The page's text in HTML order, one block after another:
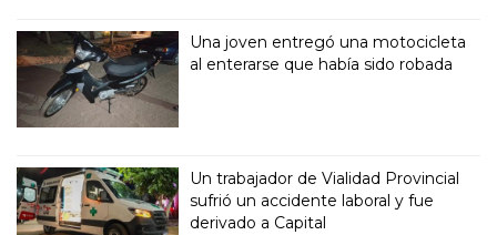
Una joven entregó una motocicleta
al enterarse que había sido robada
Un trabajador de Vialidad Provincial
sufrió un accidente laboral y fue
derivado a Capital